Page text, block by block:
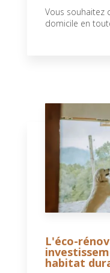
Vous souhaitez
domicile en
L'éco-
habitat